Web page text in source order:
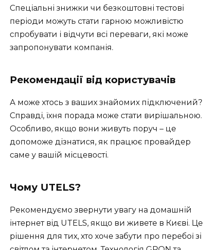
Спеціальні знижки чи безкоштовні тестові
періоди можуть стати гарною можливістю
спробувати і відчути всі переваги, які може
запропонувати компанія.
Рекомендації від користувачів
А може хтось з ваших знайомих підключений?
Справді, їхня порада може стати вирішальною.
Особливо, якщо вони живуть поруч – це
допоможе дізнатися, як працює провайдер
саме у вашій місцевості.
Чому UTELS?
Рекомендуємо звернути увагу на домашній
інтернет від UTELS, якщо ви живете в Києві. Це
рішення для тих, хто хоче забути про перебої зі